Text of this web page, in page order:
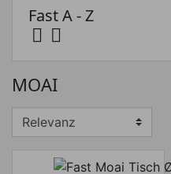
Preis von
Fast A - Z
 
MOAI